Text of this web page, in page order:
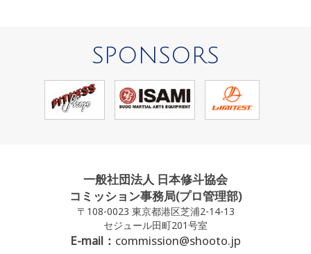
SPONSORS
一般社団法人 日本修斗協会
コミッション事務局(プロ管理部)
〒108-0023 東京都港区芝浦2-14-13
セジュール田町201号室
E-mail： commission@shooto.jp